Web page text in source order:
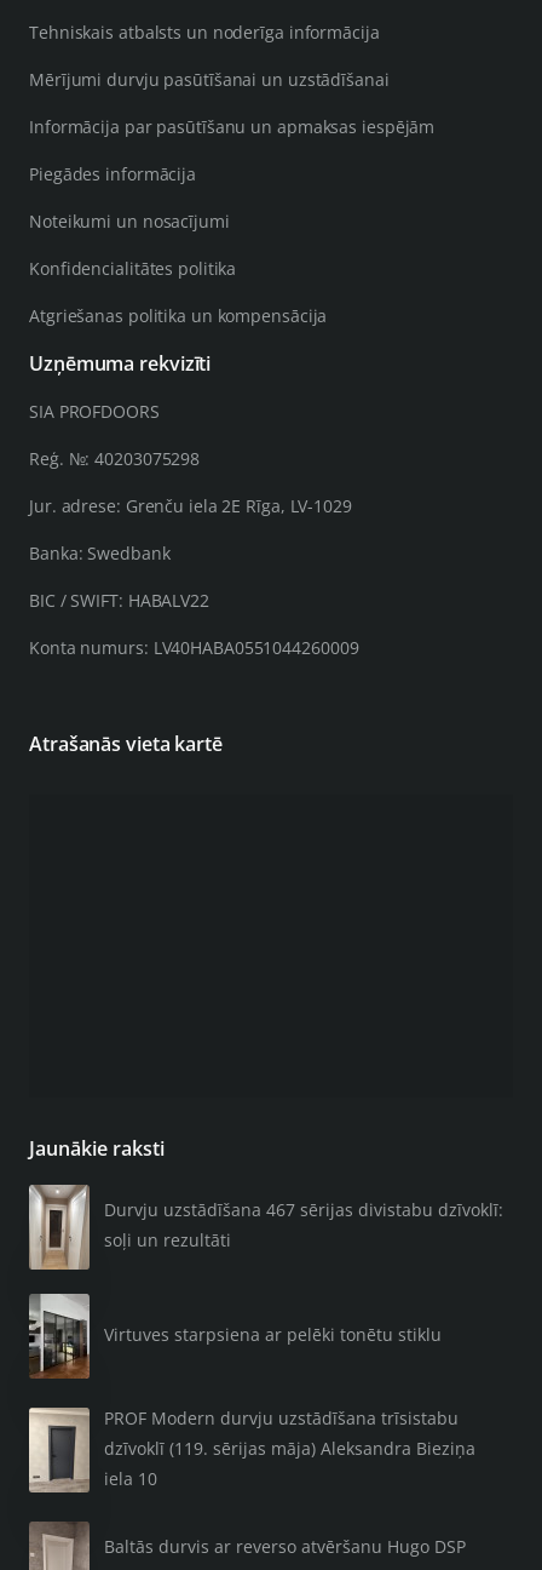
Tehniskais atbalsts un noderīga informācija
Mērījumi durvju pasūtīšanai un uzstādīšanai
Informācija par pasūtīšanu un apmaksas iespējām
Piegādes informācija
Noteikumi un nosacījumi
Konfidencialitātes politika
Atgriešanas politika un kompensācija
Uzņēmuma rekvizīti
SIA PROFDOORS
Reģ. №: 40203075298
Jur. adrese: Grenču iela 2E Rīga, LV-1029
Banka: Swedbank
BIC / SWIFT: HABALV22
Konta numurs: LV40HABA0551044260009
Atrašanās vieta kartē
Jaunākie raksti
Durvju uzstādīšana 467 sērijas divistabu dzīvoklī:
soļi un rezultāti
Virtuves starpsiena ar pelēki tonētu stiklu
PROF Modern durvju uzstādīšana trīsistabu
dzīvoklī (119. sērijas māja) Aleksandra Bieziņa
iela 10
Baltās durvis ar reverso atvēršanu Hugo DSP